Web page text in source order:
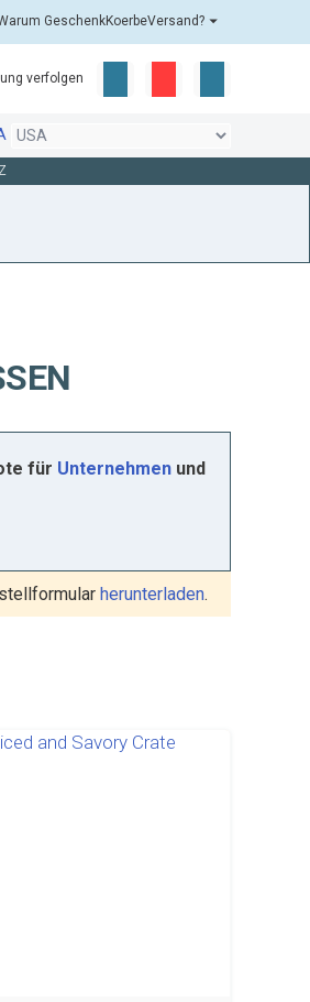
GeschenkKoerbeVersand?
verfolgen
für Unternehmen und
herunterladen.